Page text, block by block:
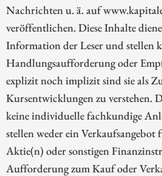
Nachrichten u. ä. auf
veröffentlichen. Diese Inhalte
Information der Leser und stellen
Handlungsaufforderung oder
explizit noch implizit sind sie als
Kursentwicklungen zu verstehen.
keine individuelle fachkundige
stellen weder ein
Aktie(n) oder sonstigen
Aufforderung zum Kauf oder